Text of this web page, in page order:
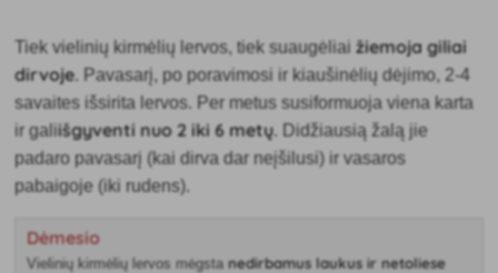
Tiek vielinių kirmėlių lervos, tiek suaugėliai žiemoja giliai
dirvoje. Pavasarį, po poravimosi ir kiaušinėlių dėjimo, 2-4
savaites išsirita lervos. Per metus susiformuoja viena karta
ir galiišgyventi nuo 2 iki 6 metų. Didžiausią žalą jie
padaro pavasarį (kai dirva dar neįšilusi) ir vasaros
pabaigoje (iki rudens).
Dėmesio
Vielinių kirmėlių lervos mėgstanedirbamus laukus ir netoliese